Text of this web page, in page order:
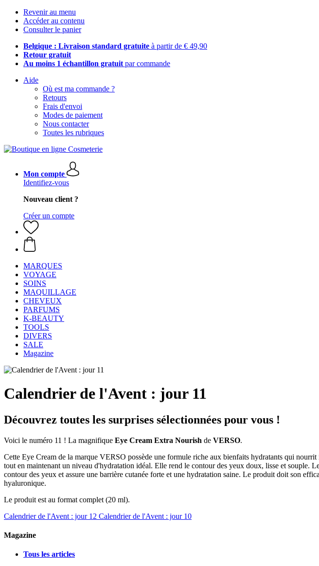
Revenir au menu
Accéder au contenu
Consulter le panier
Belgique : Livraison standard gratuite à partir de € 49,90
Retour gratuit
Au moins 1 échantillon gratuit par commande
Aide
Où est ma commande ?
Retours
Frais d'envoi
Modes de paiement
Nous contacter
Toutes les rubriques
Mon compte
Identifiez-vous
Nouveau client ?
Créer un compte
MARQUES
VOYAGE
SOINS
MAQUILLAGE
CHEVEUX
PARFUMS
K-BEAUTY
TOOLS
DIVERS
SALE
Magazine
Calendrier de l'Avent : jour 11
Découvrez toutes les surprises sélectionnées pour vous !
Voici le numéro 11 ! La magnifique Eye Cream Extra Nourish de VERSO.
Cette Eye Cream de la marque VERSO possède une formule riche aux bienfaits hydratants qui
tout en maintenant un niveau d'hydratation idéal. Elle rend le contour des yeux doux, lisse et souple.
contour des yeux et assure une barrière cutanée forte et une hydratation saine. Le produit doit son
hyaluronique.
Le produit est au format complet (20 ml).
Calendrier de l'Avent : jour 12 Calendrier de l'Avent : jour 10
Magazine
Tous les articles